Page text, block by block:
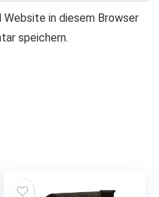
Website in diesem Browser
speichern.